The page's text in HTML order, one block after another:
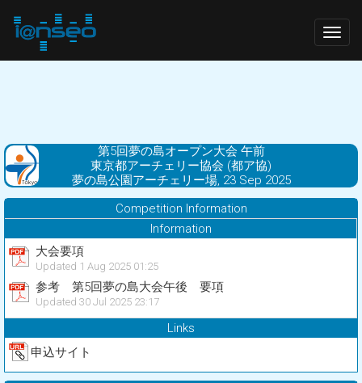
第5回夢の島オープン大会 午前
東京都アーチェリー協会 (都ア協)
夢の島公園アーチェリー場, 23 Sep 2025
Competition Information
Information
大会要項
Updated 1 Aug 2025 01:25
参考 第5回夢の島大会午後 要項
Updated 30 Jul 2025 23:17
Links
申込サイト